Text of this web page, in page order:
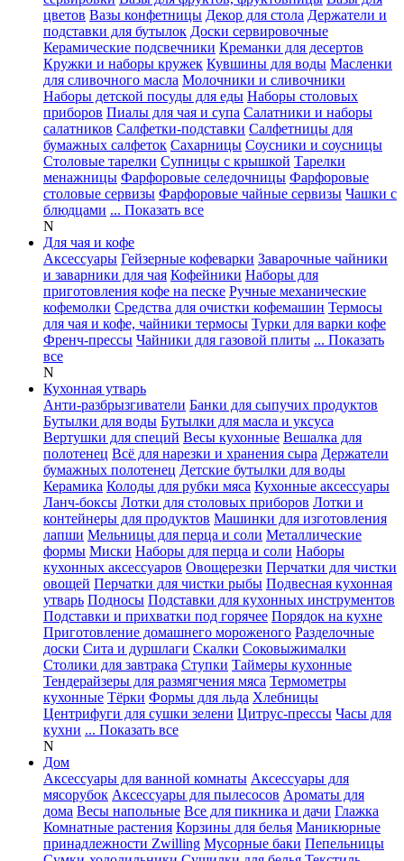
цветов Вазы конфетницы Декор для стола Держатели и
подставки для бутылок Доски сервировочные
Керамические подсвечники Креманки для десертов
Кружки и наборы кружек Кувшины для воды Масленки
для сливочного масла Молочники и сливочники
Наборы детской посуды для еды Наборы столовых
приборов Пиалы для чая и супа Салатники и наборы
салатников Салфетки-подставки Салфетницы для
бумажных салфеток Сахарницы Соусники и соусницы
Столовые тарелки Супницы с крышкой Тарелки
менажницы Фарфоровые селедочницы Фарфоровые
столовые сервизы Фарфоровые чайные сервизы Чашки с
блюдцами ... Показать все
N
Для чая и кофе
Аксессуары Гейзерные кофеварки Заварочные чайники
и заварники для чая Кофейники Наборы для
приготовления кофе на песке Ручные механические
кофемолки Средства для очистки кофемашин Термосы
для чая и кофе, чайники термосы Турки для варки кофе
Френч-прессы Чайники для газовой плиты ... Показать
все
N
Кухонная утварь
Анти-разбрызгиватели Банки для сыпучих продуктов
Бутылки для воды Бутылки для масла и уксуса
Вертушки для специй Весы кухонные Вешалка для
полотенец Всё для нарезки и хранения сыра Держатели
бумажных полотенец Детские бутылки для воды
Керамика Колоды для рубки мяса Кухонные аксессуары
Ланч-боксы Лотки для столовых приборов Лотки и
контейнеры для продуктов Машинки для изготовления
лапши Мельницы для перца и соли Металлические
формы Миски Наборы для перца и соли Наборы
кухонных аксессуаров Овощерезки Перчатки для чистки
овощей Перчатки для чистки рыбы Подвесная кухонная
утварь Подносы Подставки для кухонных инструментов
Подставки и прихватки под горячее Порядок на кухне
Приготовление домашнего мороженого Разделочные
доски Сита и дуршлаги Скалки Соковыжималки
Столики для завтрака Ступки Таймеры кухонные
Тендерайзеры для размягчения мяса Термометры
кухонные Тёрки Формы для льда Хлебницы
Центрифуги для сушки зелени Цитрус-прессы Часы для
кухни ... Показать все
N
Дом
Аксессуары для ванной комнаты Аксессуары для
мясорубок Аксессуары для пылесосов Ароматы для
дома Весы напольные Все для пикника и дачи Глажка
Комнатные растения Корзины для белья Маникюрные
принадлежности Zwilling Мусорные баки Пепельницы